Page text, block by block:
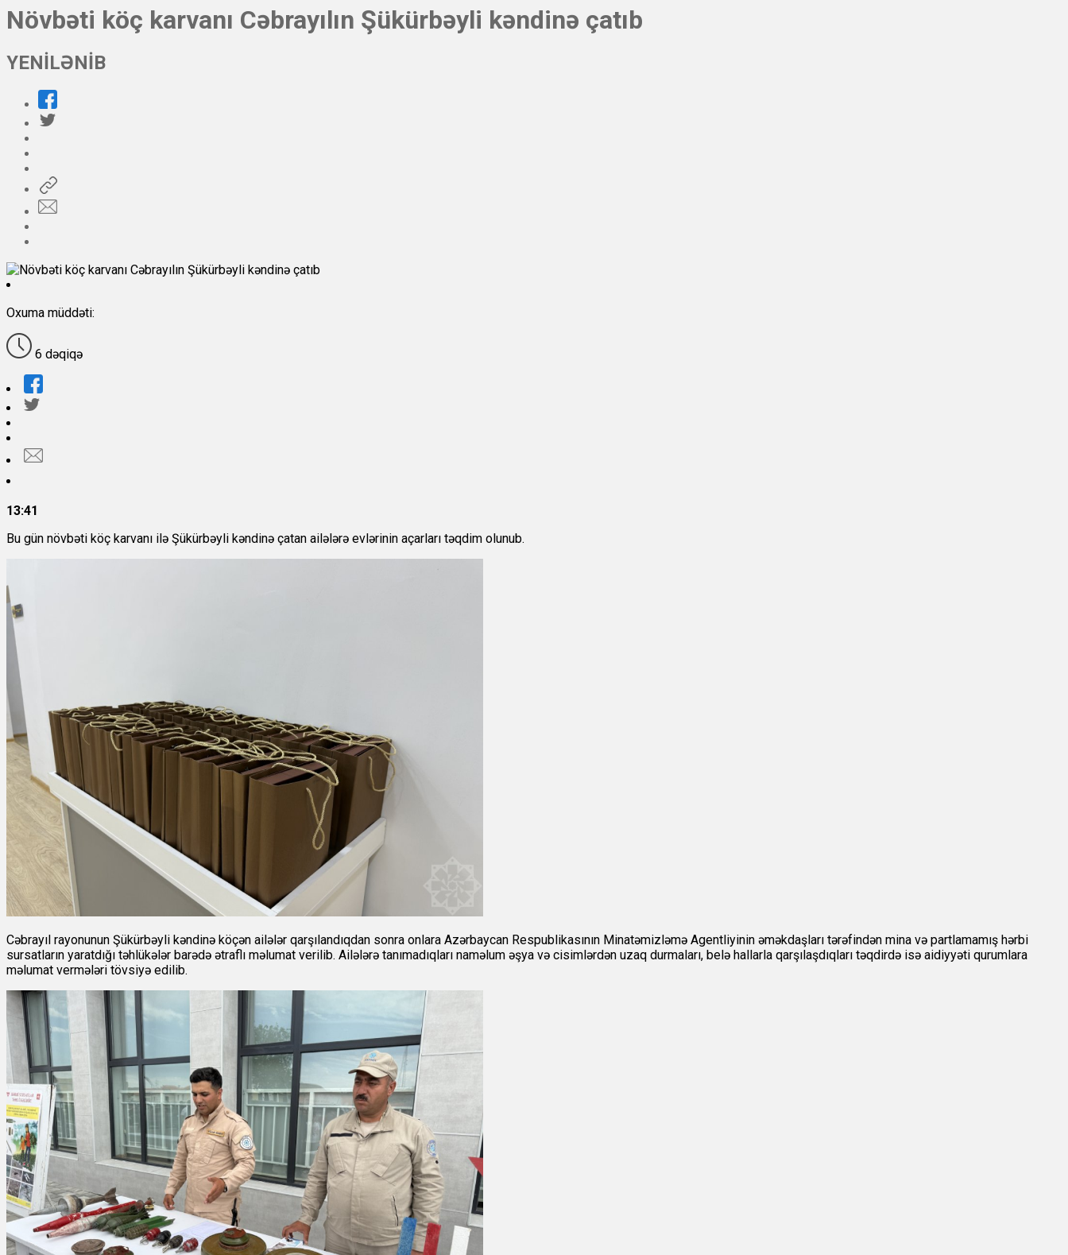
Növbəti köç karvanı Cəbrayılın Şükürbəyli kəndinə çatıb
YENİLƏNİB
Oxuma müddəti:
6 dəqiqə
13:41
Bu gün növbəti köç karvanı ilə Şükürbəyli kəndinə çatan ailələrə evlərinin açarları təqdim olunub.
Cəbrayıl rayonunun Şükürbəyli kəndinə köçən ailələr qarşılandıqdan sonra onlara Azərbaycan Respublikasının Minatəmizləmə Agentliyinin əməkdaşları tərəfindən mina və partlamamış hərbi
sursatların yaratdığı təhlükələr barədə ətraflı məlumat verilib. Ailələrə tanımadıqları naməlum əşya və cisimlərdən uzaq durmaları, belə hallarla qarşılaşdıqları təqdirdə isə aidiyyəti qurumlara
məlumat vermələri tövsiyə edilib.